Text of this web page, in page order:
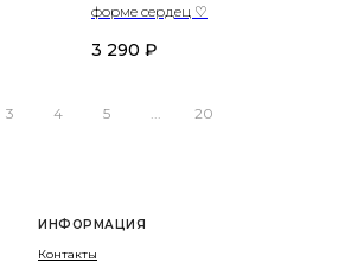
форме сердец ♡
3 290 ₽
3 4 5 20
ИНФОРМАЦИЯ
Контакты